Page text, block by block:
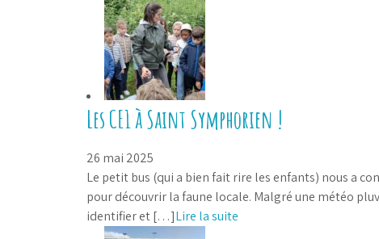
Les CE1 à Saint Symphorien !
26 mai 2025
Le petit bus (qui a bien fait rire les enfants) nous a
pour découvrir la faune locale. Malgré une météo
identifier et […]Lire la suite